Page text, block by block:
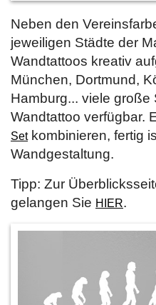
Neben den
jeweiligen Städte der
Wandtattoos kreativ
München, Dortmund,
Hamburg... viele große
Wandtattoo verfügbar.
Setkombinieren, fertig
Wandgestaltung.
Tipp: Zur
gelangen Sie HIER.